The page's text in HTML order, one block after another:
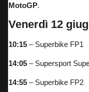
MotoGP.
Venerdì 12
10:15 – Superbike FP1
14:05 – Supersport
14:55 – Superbike FP2